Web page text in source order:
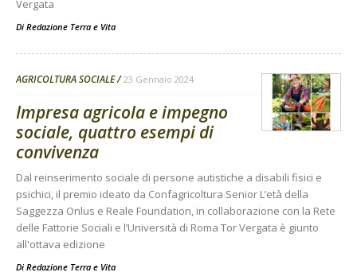
Vergata
Di Redazione Terra e Vita
AGRICOLTURA SOCIALE 23 Gennaio 2024
Impresa agricola e impegno
sociale, quattro esempi di
convivenza
Dal reinserimento sociale di persone autistiche a disabili fisici e
psichici, il premio ideato da Confagricoltura Senior L’età della
Saggezza Onlus e Reale Foundation, in collaborazione con la Rete
delle Fattorie Sociali e l’Università di Roma Tor Vergata è giunto
all'ottava edizione
Di Redazione Terra e Vita